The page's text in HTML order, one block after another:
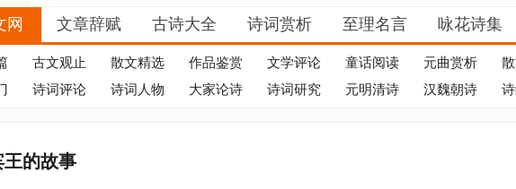
网 文章辞赋 古诗大全 诗词赏析 至理名言 咏花诗集
古文观止 散文精选 作品鉴赏 文学评论 童话阅读 元曲赏析
诗词评论 诗词人物 大家论诗 诗词研究 元明清诗 汉魏朝诗
王的故事